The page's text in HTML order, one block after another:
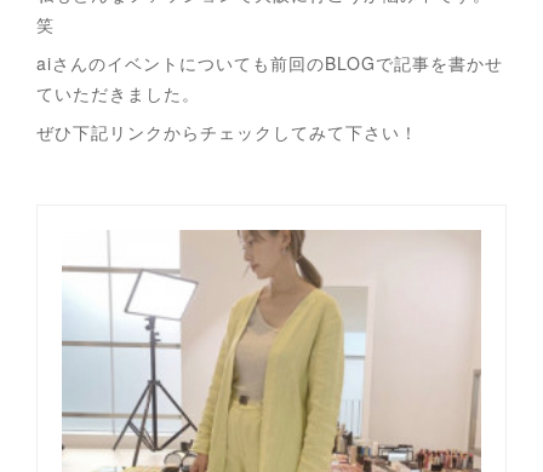
笑
aiさんのイベントについても前回のBLOGで記事を書かせ
ていただきました。
ぜひ下記リンクからチェックしてみて下さい！